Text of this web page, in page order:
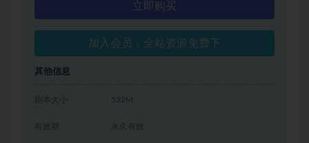
立即购买
加入会员，全站资源免费下
其他信息
剧本大小 532M
有效期 永久有效